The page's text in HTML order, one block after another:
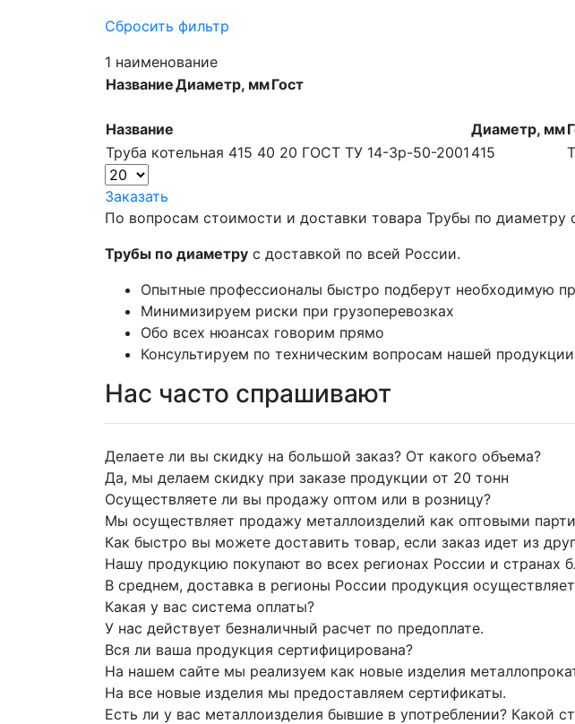
Сбросить фильтр
1 наименование
НазваниеДиаметр, ммГост
Название Диаметр, мм
Труба котельная 415 40 20 ГОСТ ТУ 14-3р-50-2001 415
Заказать
По вопросам стоимости и доставки товара Трубы по диаметру
Трубы по диаметру с доставкой по всей России.
Опытные профессионалы быстро подберут необходимую
Минимизируем риски при грузоперевозках
Обо всех нюансах говорим прямо
Консультируем по техническим вопросам нашей продукции
Нас часто спрашивают
Делаете ли вы скидку на большой заказ? От какого объема?
Да, мы делаем скидку при заказе продукции от 20 тонн
Осуществляете ли вы продажу оптом или в розницу?
Мы осуществляет продажу металлоизделий как оптовыми
Как быстро вы можете доставить товар, если заказ идет из
Нашу продукцию покупают во всех регионах России и странах
В среднем, доставка в регионы России продукция
Какая у вас система оплаты?
У нас действует безналичный расчет по предоплате.
Вся ли ваша продукция сертифицирована?
На нашем сайте мы реализуем как новые изделия
На все новые изделия мы предоставляем сертификаты.
Есть ли у вас металлоизделия бывшие в употреблении? Какой